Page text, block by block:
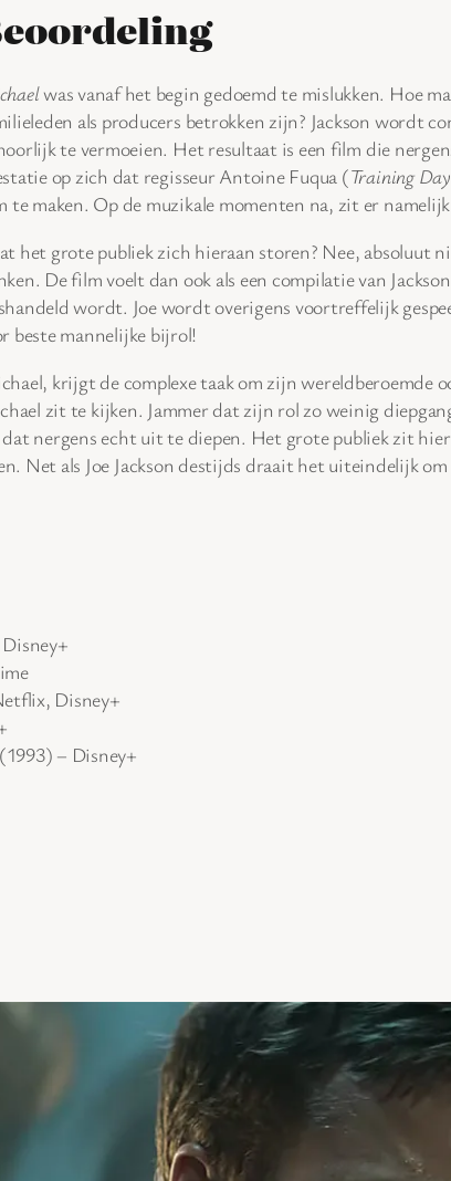
was vanaf het begin gedoemd te mislukken. Hoe
als producers betrokken zijn? Jackson wordt
te vermoeien. Het resultaat is een film die
op zich dat regisseur Antoine Fuqua (Training Day
te maken. Op de muzikale momenten na, zit er
het grote publiek zich hieraan storen? Nee, absoluut
De film voelt dan ook als een compilatie van
wordt. Joe wordt overigens voortreffelijk
beste mannelijke bijrol!
krijgt de complexe taak om zijn
zit te kijken. Jammer dat zijn rol zo weinig
nergens echt uit te diepen. Het grote publiek zit
Net als Joe Jackson destijds draait het uiteindelijk
Disney+
(1993) – Disney+